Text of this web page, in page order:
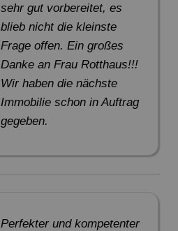
sehr gut vorbereitet, es
blieb nicht die kleinste
Frage offen. Ein großes
Danke an Frau Rotthaus!!!
Wir haben die nächste
Immobilie schon in Auftrag
gegeben.
Perfekter und kompetenter